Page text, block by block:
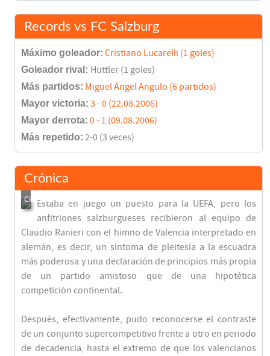
Records vs FC Salzburg
Máximo goleador: Cristiano Lucarelli (1 goles)
Goleador rival: Hüttler (1 goles)
Más partidos: Miguel Ángel Angulo (6 partidos)
Mayor victoria: 3 - 0 (22.08.2006)
Mayor derrota: 0 - 1 (09.08.2006)
Más repetido: 2-0 (3 veces)
Crónica
Estaba en juego un puesto para la UEFA, pero los
anfitriones salzburgueses recibieron al equipo de
Claudio Ranieri con el himno de Valencia interpretado en
alemán, es decir, un síntoma de pleitesía a la escuadra
más poderosa y una declaración de principios más propia
de un partido amistoso que de una hipotética
competición continental.
Después, efectivamente, pudo reconocerse el contraste
de un conjunto supercompetitivo frente a otro en periodo
de decadencia, hasta el extremo de que los valencianos